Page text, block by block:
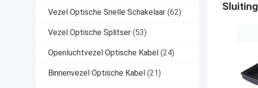
Vezel Optische Snelle Schakelaar (62)
Vezel Optische Splitser (53)
Openluchtvezel Optische Kabel (24)
Binnenvezel Optische Kabel (21)